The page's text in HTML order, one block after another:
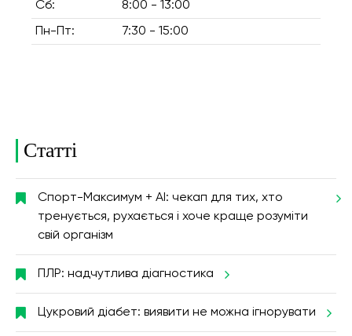
Сб:
8:00 - 13:00
Пн-Пт: 7:30 - 15:00
Статті
Спорт-Максимум + AI: чекап для тих, хто
тренується, рухається і хоче краще розуміти
свій організм
ПЛР: надчутлива діагностика
Цукровий діабет: виявити не можна ігнорувати